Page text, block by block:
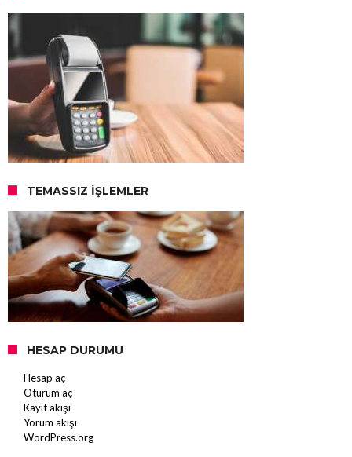
TEMASSIZ İŞLEMLER
HESAP DURUMU
Hesap aç
Oturum aç
Kayıt akışı
Yorum akışı
WordPress.org